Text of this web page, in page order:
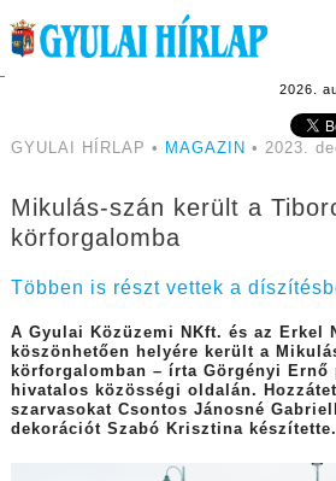
2026.
GYULAI HÍRLAP • MAGAZIN • 2023.
Mikulás-szán került a
körforgalomba
Többen is részt vettek a
A Gyulai Közüzemi NKft. és az Erkel
köszönhetően helyére került a
körforgalomban – írta Görgényi Ernő
hivatalos közösségi oldalán.
szarvasokat Csontos Jánosné
dekorációt Szabó Krisztina készítette.